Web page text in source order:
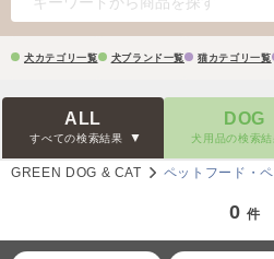
犬カテゴリ一覧 犬ブランド一覧 猫カテゴリ一覧
ALL
すべての検索結果
DOG
犬用品の検索結
GREEN DOG & CAT ペットフード・
0 件